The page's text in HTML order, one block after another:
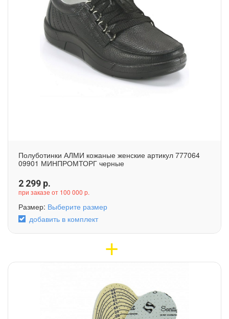
Полуботинки АЛМИ кожаные женские артикул 777064
09901 МИНПРОМТОРГ черные
2 299 р.
при заказе от 100 000 р.
Размер: Выберите размер
добавить в комплект